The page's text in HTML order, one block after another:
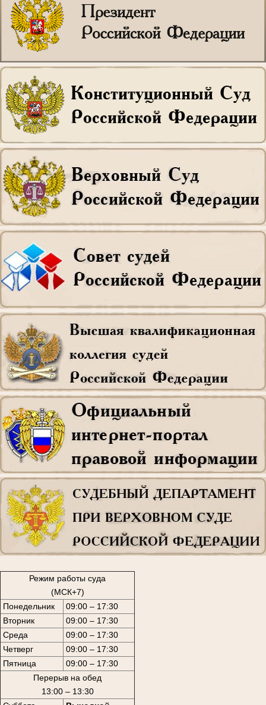
Режим работы суда
(МСК+7)
Понедельник
09:00 – 17:30
Вторник
09:00 – 17:30
Среда
09:00 – 17:30
Четверг
09:00 – 17:30
Пятница
09:00 – 17:30
Перерыв на обед
13:00 – 13:30